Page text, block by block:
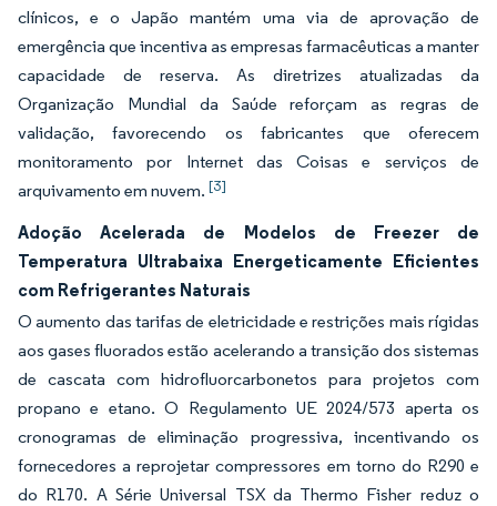
clínicos, e o Japão mantém uma via de aprovação de
emergência que incentiva as empresas farmacêuticas a manter
capacidade de reserva. As diretrizes atualizadas da
Organização Mundial da Saúde reforçam as regras de
validação, favorecendo os fabricantes que oferecem
monitoramento por Internet das Coisas e serviços de
arquivamento em nuvem. [3]
Adoção Acelerada de Modelos de Freezer de
Temperatura Ultrabaixa Energeticamente Eficientes
com Refrigerantes Naturais
O aumento das tarifas de eletricidade e restrições mais rígidas
aos gases fluorados estão acelerando a transição dos sistemas
de cascata com hidrofluorcarbonetos para projetos com
propano e etano. O Regulamento UE 2024/573 aperta os
cronogramas de eliminação progressiva, incentivando os
fornecedores a reprojetar compressores em torno do R290 e
do R170. A Série Universal TSX da Thermo Fisher reduz o